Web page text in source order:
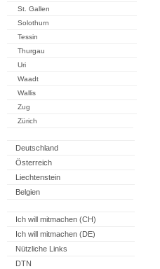
St. Gallen
Solothurn
Tessin
Thurgau
Uri
Waadt
Wallis
Zug
Zürich
Deutschland
Österreich
Liechtenstein
Belgien
Ich will mitmachen (CH)
Ich will mitmachen (DE)
Nützliche Links
DTN